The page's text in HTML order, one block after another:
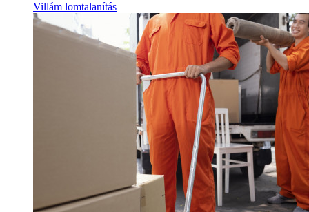
Villám lomtalanítás